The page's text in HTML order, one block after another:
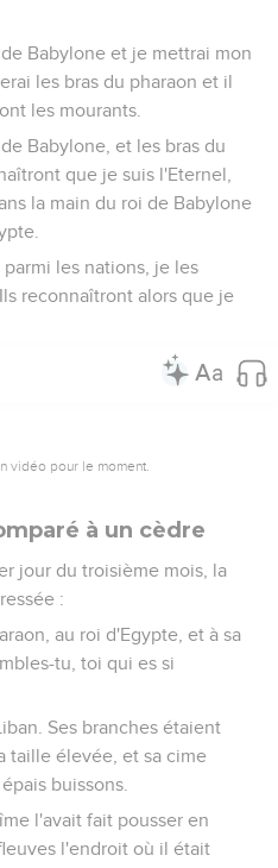
Babylone et je mettrai mon
les bras du pharaon et il
les mourants.
Babylone, et les bras du
que je suis l'Eternel,
la main du roi de Babylone
les nations, je les
reconnaîtront alors que je
vidéo pour le moment.
à un cèdre
jour du troisième mois, la
:
au roi d'Egypte, et à sa
tu, toi qui es si
Ses branches étaient
taille élevée, et sa cime
buissons.
l'avait fait pousser en
l'endroit où il était